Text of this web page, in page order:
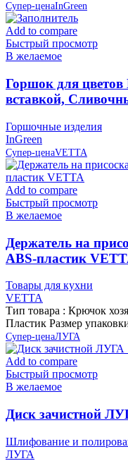
Супер-ценаInGreen
Add to compare
Быстрый просмотр
В желаемое
Горшок для
вставкой,
Горшочные изделия
InGreen
Супер-ценаVETTA
Add to compare
Быстрый просмотр
В желаемое
Держатель на
ABS-пластик
Товары для кухни
VETTA
Тип товара : Крючок
Пластик Размер
Супер-ценаЛУГА
Add to compare
Быстрый просмотр
В желаемое
Диск зачистной
Шлифование и
ЛУГА